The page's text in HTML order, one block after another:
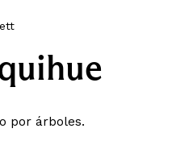
por árboles.